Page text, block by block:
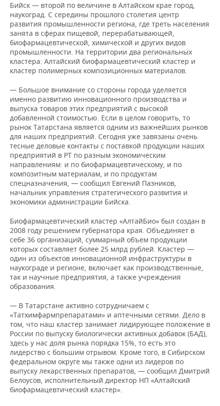
Бийск — второй по величине в Алтайском крае город,
наукоград. С середины прошлого столетия центр
развития промышленности региона, где треть населения
занята в сферах пищевой, перерабатывающей,
биофармацевтической, химической и других видов
промышленности. На территории два региональных
кластера: Алтайский биофармацевтический кластер и
кластер полимерных композиционных материалов.
— Большое внимание со стороны города уделяется
именно развитию инновационного производства и
выпуска товаров этих предприятий с высокой
добавленной стоимостью. Если в целом говорить, то
рынок Татарстана является одним из важнейших рынков
для наших предприятий. Сегодня уже завязаны очень
тесные деловые контакты с поставкой продукции наших
предприятий в РТ по разным экономическим
направлениям: и по биофармацевтическому, и по
композитным материалам, и по продуктам
спецназначения, — сообщил Евгений Пазников,
начальник управления стратегического развития и
экономики администрации Бийска.
Биофармацевтический кластер «АлтайБио» был создан в
2008 году решением губернатора края. Объединяет в
себе 36 организаций, суммарный объем продукции
которых составляет более 25 млрд рублей. Кластер —
один из объектов инновационной инфраструктуры в
наукограде и регионе, включает как производственные,
так и научные предприятия, а также учреждения
образования.
— В Татарстане активно сотрудничаем с
«Татхимфармпрепаратами» и аптечными сетями. Дело в
том, что наш кластер занимает лидирующее положение в
России по выпуску биологически активных добавок (БАД),
здесь у нас доля рынка порядка 15%, то есть это
лидерство с большим отрывом. Кроме того, в Сибирском
федеральном округе мы также одни из лидеров по
выпуску лекарственных препаратов, — сообщил Дмитрий
Белоусов, исполнительный директор НП «Алтайский
биофармацевтический кластер».